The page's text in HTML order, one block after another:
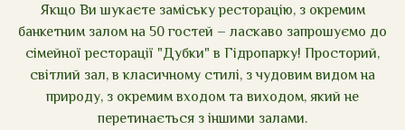
Якщо Ви шукаєте заміську ресторацію, з окремим
банкетним залом на 50 гостей – ласкаво запрошуємо до
сімейної ресторації "Дубки" в Гідропарку! Просторий,
світлий зал, в класичному стилі, з чудовим видом на
природу, з окремим входом та виходом, який не
перетинається з іншими залами.